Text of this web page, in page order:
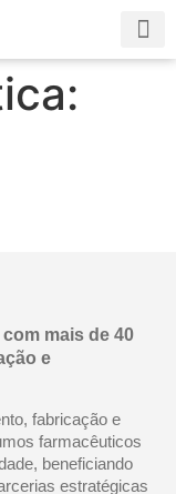
mais de 40
e
fabricação e
farmacêuticos
beneficiando
estratégicas